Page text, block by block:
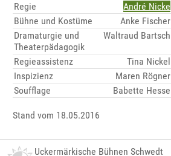
Regie
André Nicke
Bühne und Kostüme
Anke Fischer
Dramaturgie und
Theaterpädagogik
Waltraud Bartsch
Regieassistenz
Tina Nickel
Inspizienz
Maren Rögner
Soufflage
Babette Hesse
Stand vom 18.05.2016
Uckermärkische Bühnen Schwedt